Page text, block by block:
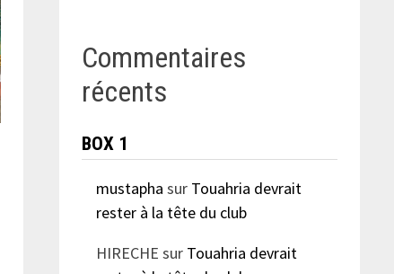
Commentaires
récents
BOX 1
mustapha sur Touahria devrait
rester à la tête du club
HIRECHE sur Touahria devrait